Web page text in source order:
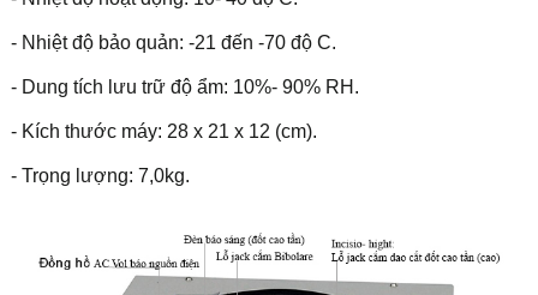
- Nhiệt độ bảo quản: -21 đến -70 độ C.
- Dung tích lưu trữ độ ẩm: 10%- 90% RH.
- Kích thước máy: 28 x 21 x 12 (cm).
- Trọng lượng: 7,0kg.